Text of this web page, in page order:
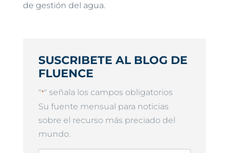
de gestión del agua.
SUSCRIBETE AL BLOG DE
FLUENCE
"*" señala los campos obligatorios
Su fuente mensual para noticias
sobre el recurso más preciado del
mundo.